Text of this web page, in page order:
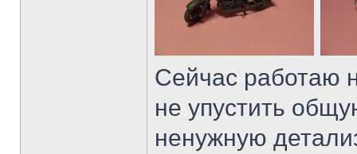
Сейчас работаю
не упустить
ненужную